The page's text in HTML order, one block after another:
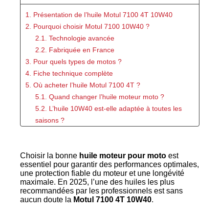
1. Présentation de l’huile Motul 7100 4T 10W40
2. Pourquoi choisir Motul 7100 10W40 ?
2.1. Technologie avancée
2.2. Fabriquée en France
3. Pour quels types de motos ?
4. Fiche technique complète
5. Où acheter l’huile Motul 7100 4T ?
5.1. Quand changer l’huile moteur moto ?
5.2. L’huile 10W40 est-elle adaptée à toutes les
saisons ?
moto ?
6. Conclusion
Choisir la bonne huile moteur pour motoest
essentiel pour garantir des performances optimales,
une protection fiable du moteur et une longévité
maximale. En 2025, l’une des huiles les plus
recommandées par les professionnels est sans
aucun doute la Motul 7100 4T 10W40.